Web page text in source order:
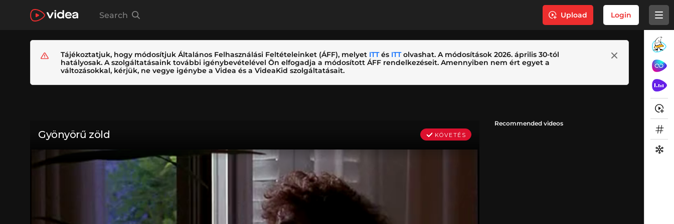
Search Upload Login
Tájékoztatjuk, hogy módosítjuk Általános Felhasználási Feltételeinket (ÁFF), melyet ITTés ITTolvashat. A módosítások 2026. április 30-tól
hatályosak. A szolgáltatásaink további igénybevételével Ön elfogadja a módosított ÁFF rendelkezéseit. Amennyiben nem ért egyet a
változásokkal, kérjük, ne vegye igénybe a Videa és a VideaKid szolgáltatásait.
Recommended videos